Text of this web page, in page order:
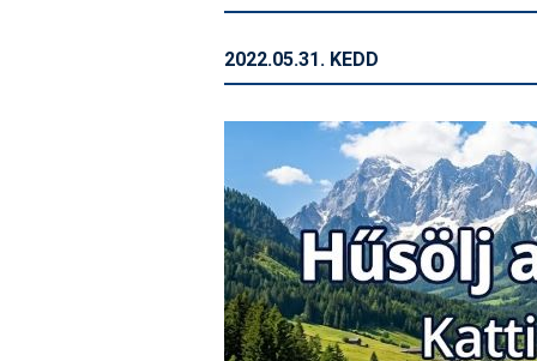
2022.05.31. KEDD